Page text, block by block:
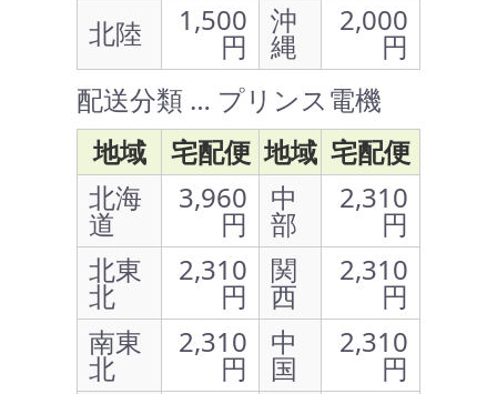
北陸
1,500
円
沖
縄
2,000
円
配送分類 … プリンス電機
地域
宅配便 地域 宅配便
北海
道
3,960
円
中
部
2,310
円
北東
北
2,310
円
関
西
2,310
円
南東
北
2,310
円
中
国
2,310
円